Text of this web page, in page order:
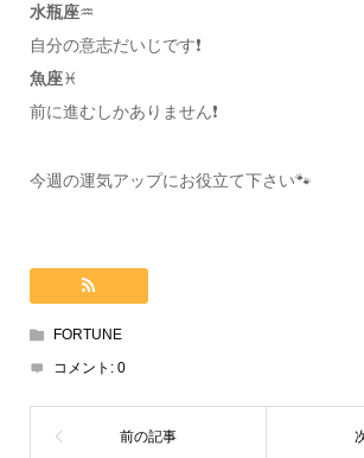
水瓶座♒️
自分の意志だいじです❗️
魚座♓️
前に進むしかありません❗️
今週の運気アップにお役立て下さい🐾
FORTUNE
コメント: 0